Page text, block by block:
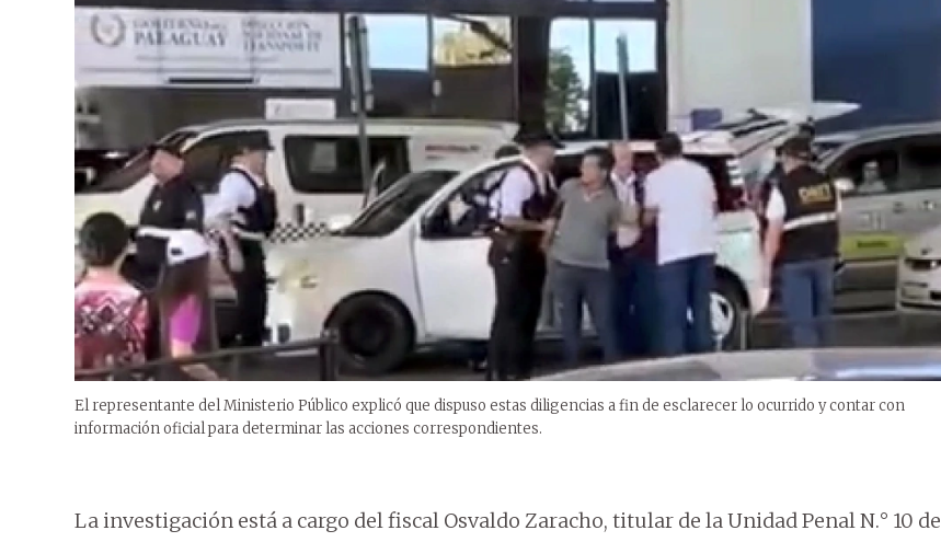
El representante del Ministerio Público explicó que dispuso estas diligencias a fin de esclarecer lo ocurrido y contar con
información oficial para determinar las acciones correspondientes.
La investigación está a cargo del fiscal Osvaldo Zaracho, titular de la Unidad Penal N.° 10 de